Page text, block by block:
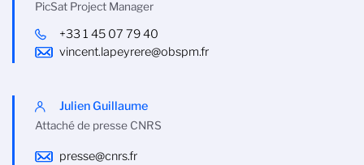
PicSat Project Manager
+33 1 45 07 79 40
vincent.lapeyrere@obspm.fr
Julien Guillaume
Attaché de presse CNRS
presse@cnrs.fr